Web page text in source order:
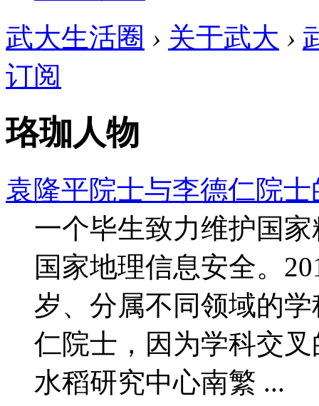
武大生活圈 › 关于武大 ›
订阅
珞珈人物
袁隆平院士与李德仁院
一个毕生致力维护国
国家地理信息安全。
岁、分属不同领域的
仁院士，因为学科交
水稻研究中心南繁 ...